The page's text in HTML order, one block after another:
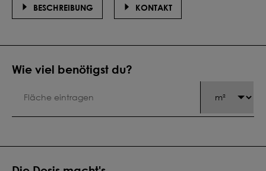
Wie viel benötigst du?
BESCHREIBUNG KONTAKT